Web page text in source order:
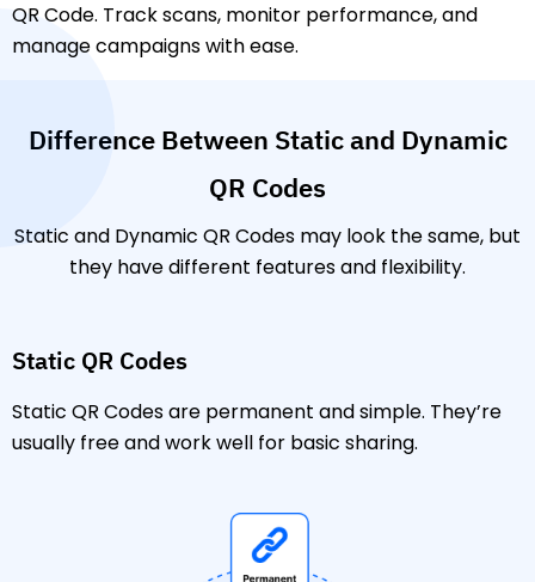
QR Code. Track scans, monitor performance, and
manage campaigns with ease.
Difference Between Static and Dynamic
QR Codes
Static and Dynamic QR Codes may look the same, but
they have different features and flexibility.
Static QR Codes
Static QR Codes are permanent and simple. They’re
usually free and work well for basic sharing.